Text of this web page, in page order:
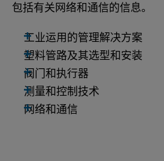
包括有关网络和通信的信息。
工业运用的管理解决方案
塑料管路及其选型和安装
阀门和执行器
测量和控制技术
网络和通信